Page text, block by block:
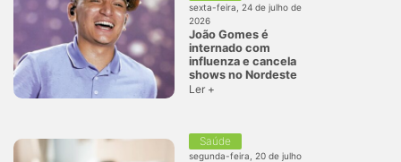
sexta-feira, 24 de julho de
2026
João Gomes é
internado com
influenza e cancela
shows no Nordeste
Ler +
Saúde
segunda-feira, 20 de julho